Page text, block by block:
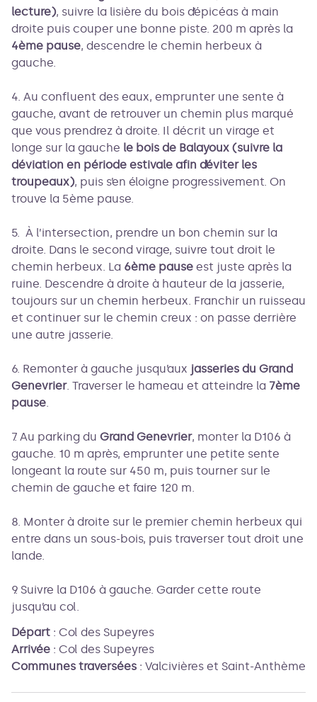
lecture), suivre la lisière du bois d’épicéas à main
droite puis couper une bonne piste. 200 m après la
4ème pause, descendre le chemin herbeux à
gauche.
4. Au confluent des eaux, emprunter une sente à
gauche, avant de retrouver un chemin plus marqué
que vous prendrez à droite. Il décrit un virage et
longe sur la gauche le bois de Balayoux (suivre la
déviation en période estivale afin d’éviter les
troupeaux), puis s’en éloigne progressivement. On
trouve la 5ème pause.
5. À l’intersection, prendre un bon chemin sur la
droite. Dans le second virage, suivre tout droit le
chemin herbeux. La 6ème pause est juste après la
ruine. Descendre à droite à hauteur de la jasserie,
toujours sur un chemin herbeux. Franchir un ruisseau
et continuer sur le chemin creux : on passe derrière
une autre jasserie.
6. Remonter à gauche jusqu’aux jasseries du Grand
Genevrier. Traverser le hameau et atteindre la 7ème
pause.
7. Au parking du Grand Genevrier, monter la D106 à
gauche. 10 m après, emprunter une petite sente
longeant la route sur 450 m, puis tourner sur le
chemin de gauche et faire 120 m.
8. Monter à droite sur le premier chemin herbeux qui
entre dans un sous-bois, puis traverser tout droit une
lande.
9. Suivre la D106 à gauche. Garder cette route
jusqu’au col.
Départ : Col des Supeyres
Arrivée : Col des Supeyres
Communes traversées : Valcivières et Saint-Anthème